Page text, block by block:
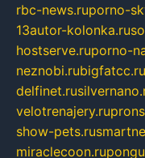
rbc-news.ruporno-
13autor-kolonka.ru
hostserve.ruporno-
neznobi.rubigfatcc.ru
delfinet.ru
velotrenajery.ru
show-pets.ru
miraclecoon.ru